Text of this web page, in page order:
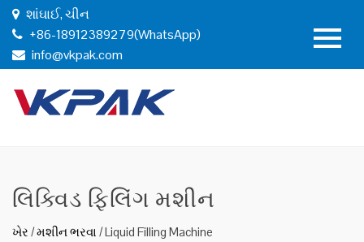
શાંઘાઈ, ચીન
+86-18912389279(WhatsApp)
info@vkpak.com
લિક્વિડ ફિલિંગ મશીન
ખેર /મશીન ભરવા /Liquid Filling Machine